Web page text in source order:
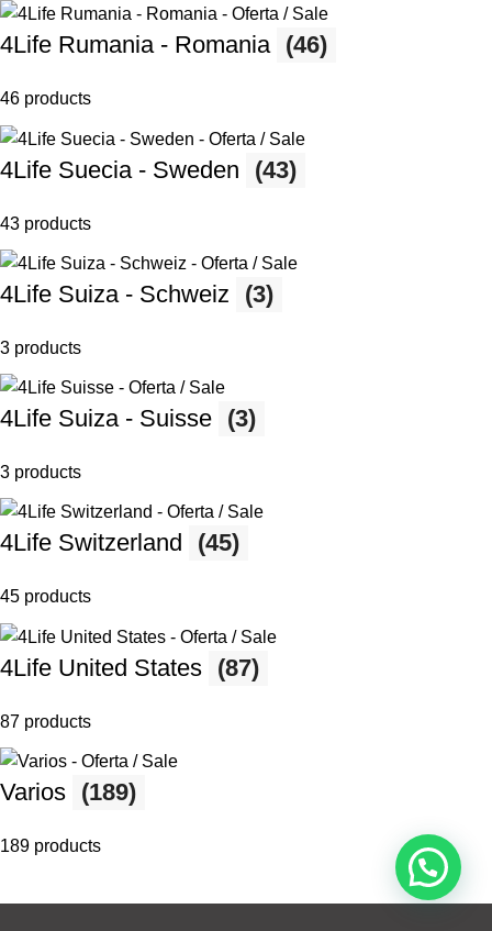
4Life Rumania - Romania (46)
46 products
4Life Suecia - Sweden (43)
43 products
4Life Suiza - Schweiz (3)
3 products
4Life Suiza - Suisse (3)
3 products
4Life Switzerland (45)
45 products
4Life United States (87)
87 products
Varios (189)
189 products